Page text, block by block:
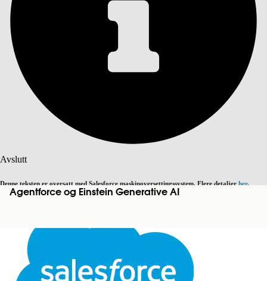
Avslutt
Denne teksten er oversatt med Salesforce maskinoversettingssystem. Flere detaljer her.
Bytt til engelsk Ikke nå
Avslutt Avslutt
Agentforce og Einstein Generative AI
Vis innholdsfortegnelse